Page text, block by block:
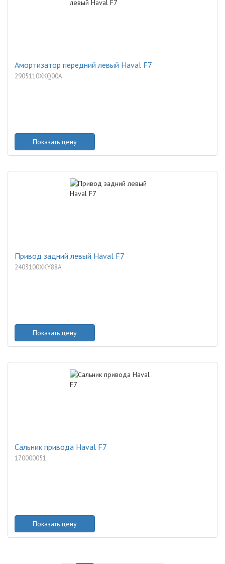
Амортизатор передний левый Haval F7
2905110XKQ00A
Показать цену
Привод задний левый Haval F7
2403100XKY88A
Показать цену
Сальник привода Haval F7
170000051
Показать цену